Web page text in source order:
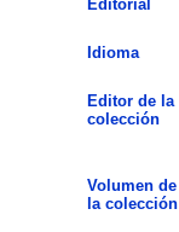
Editorial
Idioma
Editor de la
colección
Volumen de
la colección